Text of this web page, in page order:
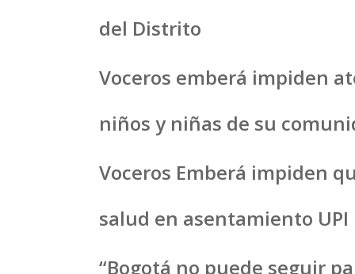
del Distrito
Voceros emberá impiden
niños y niñas de su
Voceros Emberá impiden
salud en asentamiento UPI
“Bogotá no puede seguir